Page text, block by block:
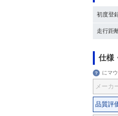
初度登
走行距
仕様
にマ
メーカ
品質評